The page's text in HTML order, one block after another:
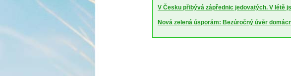
V Česku přibývá zápřednic jedovatých. V létě
Nová zelená úsporám: Bezúročný úvěr